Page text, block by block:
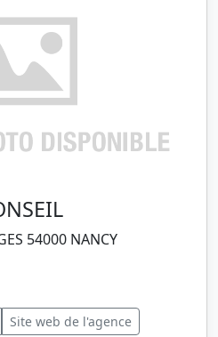
54000 NANCY
Site web de l'agence